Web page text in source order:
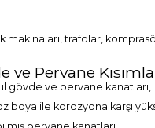
makinaları, trafolar,
Pervane
gövde ve pervane kanatları,
boya ile korozyona karşı